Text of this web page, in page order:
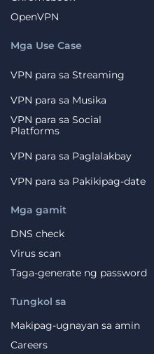
OpenVPN
Mga Use Case
VPN para sa Streaming
VPN para sa Musika
VPN para sa Social
Platforms
VPN para sa Paglalakbay
VPN para sa Pakikipag-date
Tungkol sa
Makipag-ugnayan sa amin
Careers
Mga gamit
DNS check
Virus scan
Taga-generate ng password